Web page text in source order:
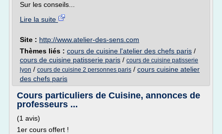
Sur les conseils...
Lire la suite
Site : http://www.atelier-des-sens.com
Thèmes liés : cours de cuisine l'atelier des chefs paris /
cours de cuisine patisserie paris / cours de cuisine patisserie
lyon / cours de cuisine 2 personnes paris / cours cuisine atelier
des chefs paris
Cours particuliers de Cuisine, annonces de
professeurs ...
(1 avis)
1er cours offert !